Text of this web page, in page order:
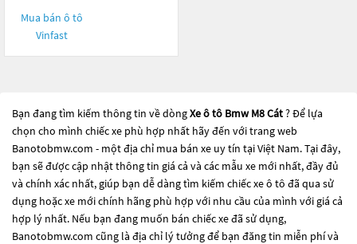
Mua bán ô tô
Vinfast
Bạn đang tìm kiếm thông tin về dòngXe ô tô Bmw M8 Cát? Để lựa
chọn cho mình chiếc xe phù hợp nhất hãy đến với trang web
Banotobmw.com - một địa chỉ mua bán xe uy tín tại Việt Nam. Tại đây,
bạn sẽ được cập nhật thông tin giá cả và các mẫu xe mới nhất, đầy đủ
và chính xác nhất, giúp bạn dễ dàng tìm kiếm chiếc xe ô tô đã qua sử
dụng hoặc xe mới chính hãng phù hợp với nhu cầu của mình với giá cả
hợp lý nhất. Nếu bạn đang muốn bán chiếc xe đã sử dụng,
Banotobmw.com cũng là địa chỉ lý tưởng để bạn đăng tin miễn phí và